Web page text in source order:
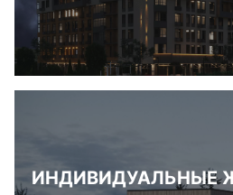
ИНДИВИДУАЛЬНЫЕ